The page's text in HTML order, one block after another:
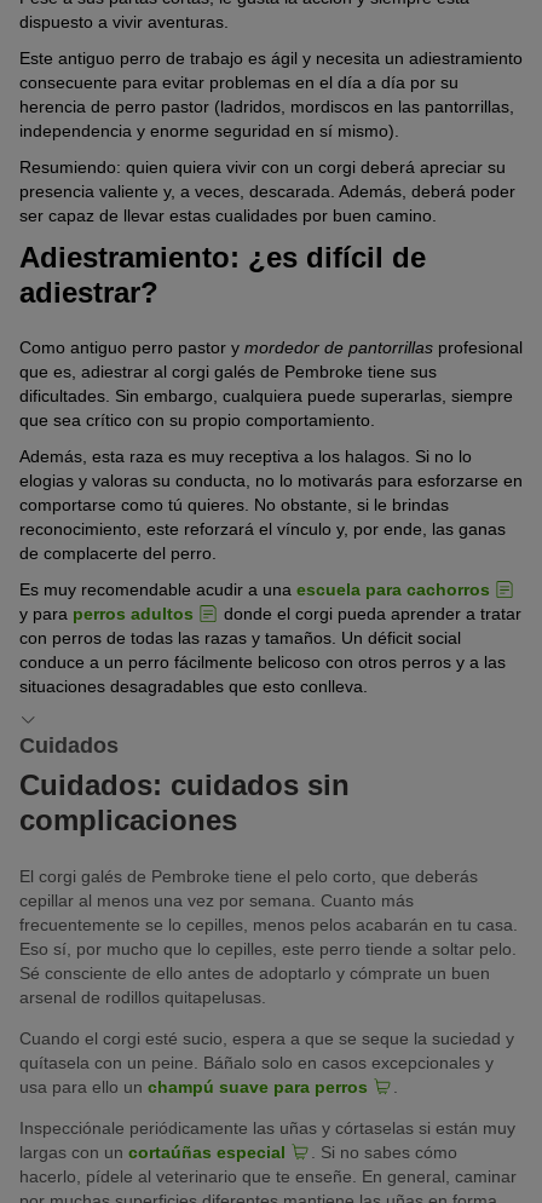
dispuesto a vivir aventuras.
Este antiguo perro de trabajo es ágil y necesita un adiestramiento
consecuente para evitar problemas en el día a día por su
herencia de perro pastor (ladridos, mordiscos en las pantorrillas,
independencia y enorme seguridad en sí mismo).
Resumiendo: quien quiera vivir con un corgi deberá apreciar su
presencia valiente y, a veces, descarada. Además, deberá poder
ser capaz de llevar estas cualidades por buen camino.
Adiestramiento: ¿es difícil de
adiestrar?
Como antiguo perro pastor y mordedor de pantorrillas profesional
que es, adiestrar al corgi galés de Pembroke tiene sus
dificultades. Sin embargo, cualquiera puede superarlas, siempre
que sea crítico con su propio comportamiento.
Además, esta raza es muy receptiva a los halagos. Si no lo
elogias y valoras su conducta, no lo motivarás para esforzarse en
comportarse como tú quieres. No obstante, si le brindas
reconocimiento, este reforzará el vínculo y, por ende, las ganas
de complacerte del perro.
Es muy recomendable acudir a una escuela para cachorros
y para perros adultos
donde el corgi pueda aprender a tratar
con perros de todas las razas y tamaños. Un déficit social
conduce a un perro fácilmente belicoso con otros perros y a las
situaciones desagradables que esto conlleva.
Cuidados
Cuidados: cuidados sin
complicaciones
El corgi galés de Pembroke tiene el pelo corto, que deberás
cepillar al menos una vez por semana. Cuanto más
frecuentemente se lo cepilles, menos pelos acabarán en tu casa.
Eso sí, por mucho que lo cepilles, este perro tiende a soltar pelo.
Sé consciente de ello antes de adoptarlo y cómprate un buen
arsenal de rodillos quitapelusas.
Cuando el corgi esté sucio, espera a que se seque la suciedad y
quítasela con un peine. Báñalo solo en casos excepcionales y
usa para ello un champú suave para perros
Inspecciónale periódicamente las uñas y córtaselas si están muy
largas con un cortaúñas especial
. Si no sabes cómo
hacerlo, pídele al veterinario que te enseñe. En general, caminar